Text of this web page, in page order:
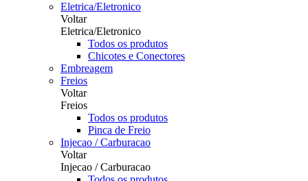
Eletrica/Eletronico
Voltar
Eletrica/Eletronico
Todos os produtos
Chicotes e Conectores
Embreagem
Freios
Voltar
Freios
Todos os produtos
Pinca de Freio
Injecao / Carburacao
Voltar
Injecao / Carburacao